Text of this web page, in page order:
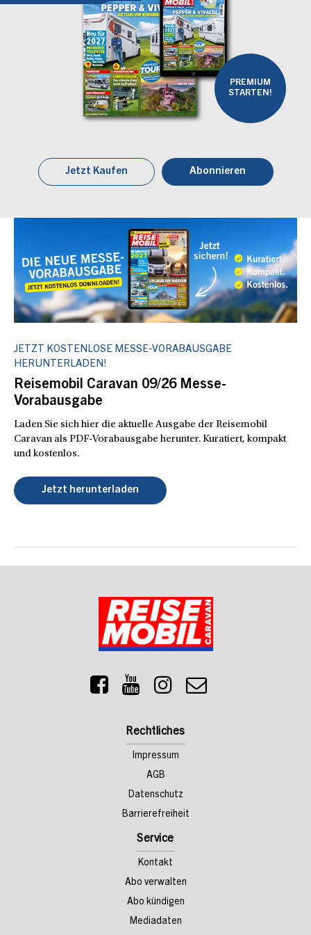
PREMIUM
STARTEN!
Jetzt Kaufen Abonnieren
JETZT KOSTENLOSE MESSE-VORABAUSGABE
HERUNTERLADEN!
Reisemobil Caravan 09/26 Messe-
Vorabausgabe
Laden Sie sich hier die aktuelle Ausgabe der Reisemobil
Caravan als PDF-Vorabausgabe herunter. Kuratiert, kompakt
und kostenlos.
Jetzt herunterladen
Rechtliches
Impressum
AGB
Datenschutz
Barrierefreiheit
Service
Kontakt
Abo verwalten
Abo kündigen
Mediadaten